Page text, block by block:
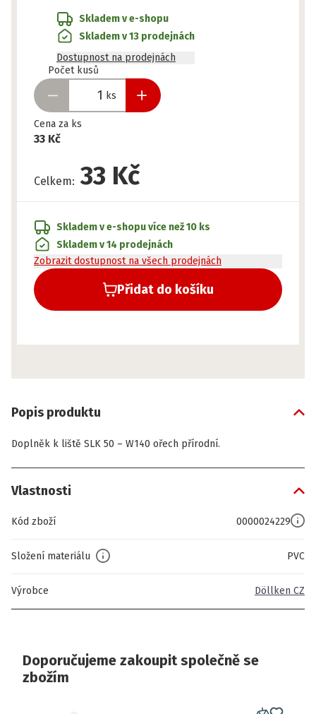
Skladem v e-shopu
Skladem v 13 prodejnách
Dostupnost na prodejnách
Počet kusů
ks
Připraveno
Cena za ks
33 Kč
Celkem: 33 Kč
Přidat do košíku
Skladem v e-shopuvíce než 10 ks
Skladem v 14 prodejnách
Zobrazit dostupnost na všech prodejnách
Popis produktu
Doplněk k liště SLK 50 – W140 ořech přírodní.
Vlastnosti
Kód zboží 0000024229
Složení materiálu PVC
Výrobce Döllken CZ
Doporučujeme zakoupit společně se
zbožím